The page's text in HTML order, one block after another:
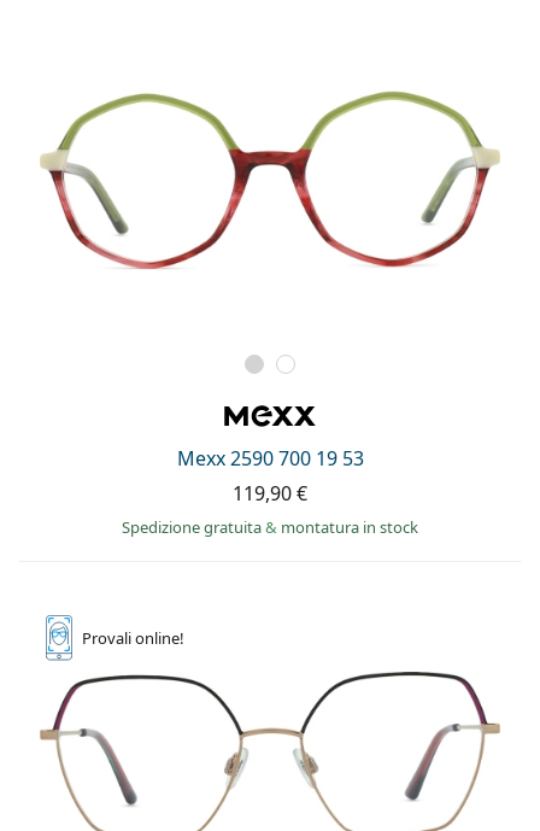
Mexx 2590 700 19 53
119,90 €
Spedizione gratuita& montatura in stock
Provalionline!